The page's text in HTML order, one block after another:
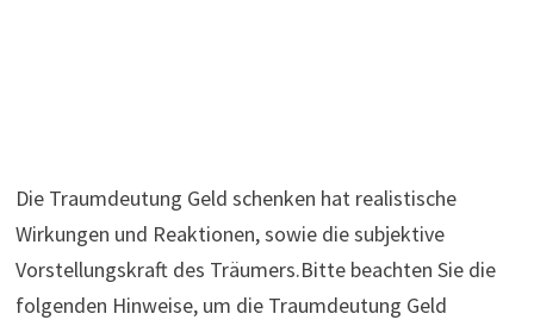
Die Traumdeutung Geld schenken hat realistische
Wirkungen und Reaktionen, sowie die subjektive
Vorstellungskraft des Träumers.Bitte beachten Sie die
folgenden Hinweise, um die Traumdeutung Geld